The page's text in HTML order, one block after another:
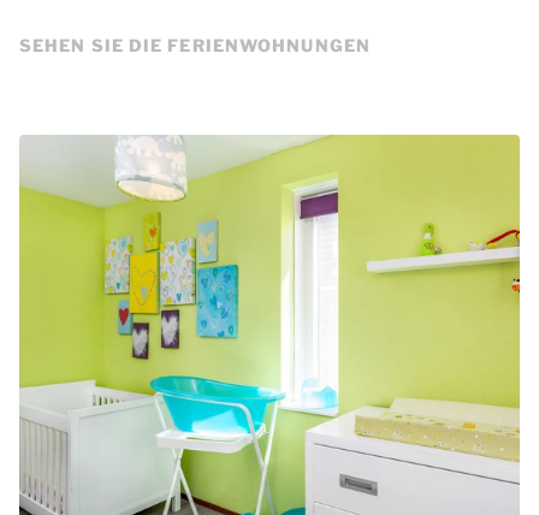
SEHEN SIE DIE FERIENWOHNUNGEN